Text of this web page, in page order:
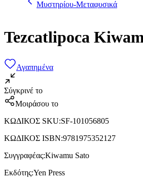
Μυστηρίου-Μεταφυσικά
Tezcatlipoca
Αγαπημένα
Σύγκρινέ το
Μοιράσου το
ΚΩΔΙΚΟΣ SKU:SF-101056805
ΚΩΔΙΚΟΣ ISBN:9781975352127
Συγγραφέας:Kiwamu Sato
Εκδότης:Yen Press